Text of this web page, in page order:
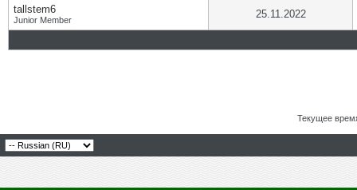
tallstem6
Junior Member 25.11.2022
Текущее